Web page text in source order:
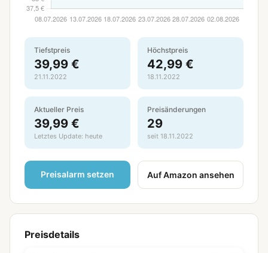
Tiefstpreis
39,99 €
21.11.2022
Höchstpreis
42,99 €
18.11.2022
Aktueller Preis
39,99 €
Letztes Update: heute
Preisänderungen
29
seit 18.11.2022
Preisalarm setzen Auf Amazon ansehen
Preisdetails